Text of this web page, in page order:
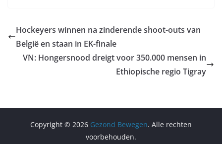
Hockeyers winnen na zinderende shoot-outs van
België en staan in EK-finale
VN: Hongersnood dreigt voor 350.000 mensen in
Ethiopische regio Tigray
Copyright © 2026 Gezond Bewegen. Alle rechten
voorbehouden.